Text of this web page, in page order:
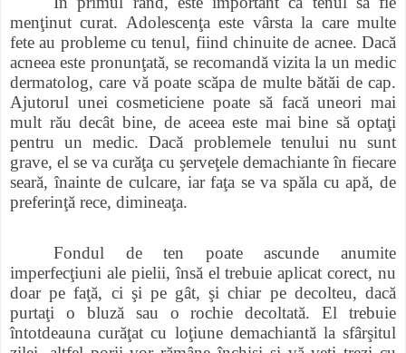
menţinut curat. Adolescenţa este vârsta la care multe
fete au probleme cu tenul, fiind chinuite de acnee. Dacă
acneea este pronunţată, se recomandă vizita la un medic
dermatolog, care vă poate scăpa de multe bătăi de cap.
Ajutorul unei cosmeticiene poate să facă uneori mai
mult rău decât bine, de aceea este mai bine să optaţi
pentru un medic. Dacă problemele tenului nu sunt
grave, el se va curăţa cu şerveţele demachiante în fiecare
seară, înainte de culcare, iar faţa se va spăla cu apă, de
preferinţă rece, dimineaţa.
Fondul de ten poate ascunde anumite
imperfecţiuni ale pielii, însă el trebuie aplicat corect, nu
doar pe faţă, ci şi pe gât, şi chiar pe decolteu, dacă
purtaţi o bluză sau o rochie decoltată. El trebuie
întotdeauna curăţat cu loţiune demachiantă la sfârşitul